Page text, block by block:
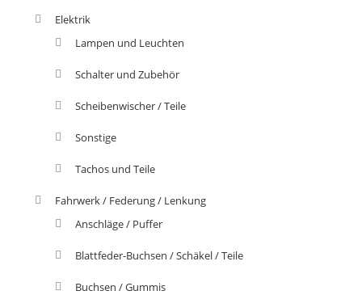
Elektrik
Lampen und Leuchten
Schalter und Zubehör
Scheibenwischer / Teile
Sonstige
Tachos und Teile
Fahrwerk / Federung / Lenkung
Anschläge / Puffer
Blattfeder-Buchsen / Schäkel / Teile
Buchsen / Gummis